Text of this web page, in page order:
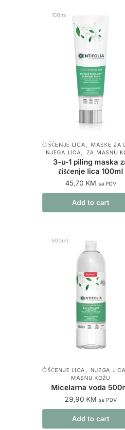
100ml
ČIŠĆENJE LICA , MASKE ZA
NJEGA LICA, ZA MASNU
3-u-1 piling maska
čišćenje lica 100ml
45,70 KM sa PDV
Add to cart
500ml
ČIŠĆENJE LICA , NJEGA LICA
MASNU KOŽU
Micelarna voda
29,90 KM sa PDV
Add to cart